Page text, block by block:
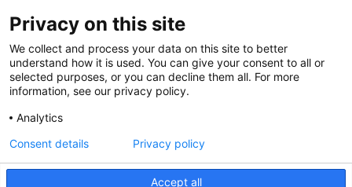
@CGTCatalunya
cgtcatalunya
CGTCatalunya
cgtcatalunya
Privacy on this site
We collect and process your data on this site to better
understand how it is used. You can give your consent to all or
selected purposes, or you can decline them all. For more
information, see our privacy policy.
Analytics
Accept all
Consent details Privacy policy